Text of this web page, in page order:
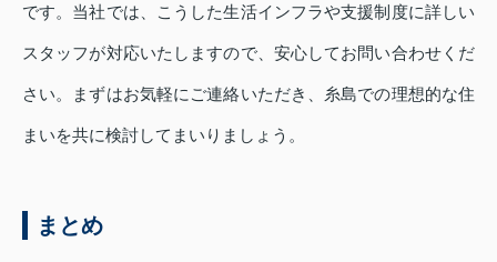
です。当社では、こうした生活インフラや支援制度に詳しい
スタッフが対応いたしますので、安心してお問い合わせくだ
さい。まずはお気軽にご連絡いただき、糸島での理想的な住
まいを共に検討してまいりましょう。
まとめ